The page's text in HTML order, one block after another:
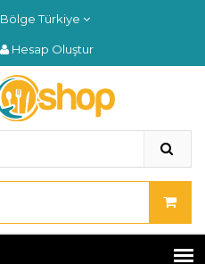
BölgeTürkiye
Hesap Oluştur